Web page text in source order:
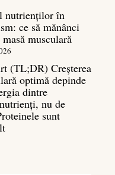
Ghid
complet
pentru
3D
nutrienților în
ce să mănânci
musculară
(TL;DR) Creșterea
optimă depinde
dintre
nu de
sunt
: